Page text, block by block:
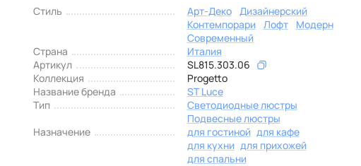
Стиль Арт-Деко
Дизайнерский
Контемпорари
Лофт
Модерн
Современный
Страна
Италия
Артикул
SL815.303.06
Коллекция
Progetto
Название бренда
ST Luce
Тип
Светодиодные люстры
Подвесные люстры
Назначение
для гостиной для кафе
для кухни для прихожей
для спальни